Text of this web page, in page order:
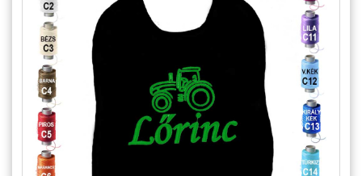
Ajándék Ötletek Férfiaknak
Ajándék Nőknek
Ajándék Gyerekeknek
Családtagoknak
Barátnak/Barátnőnek